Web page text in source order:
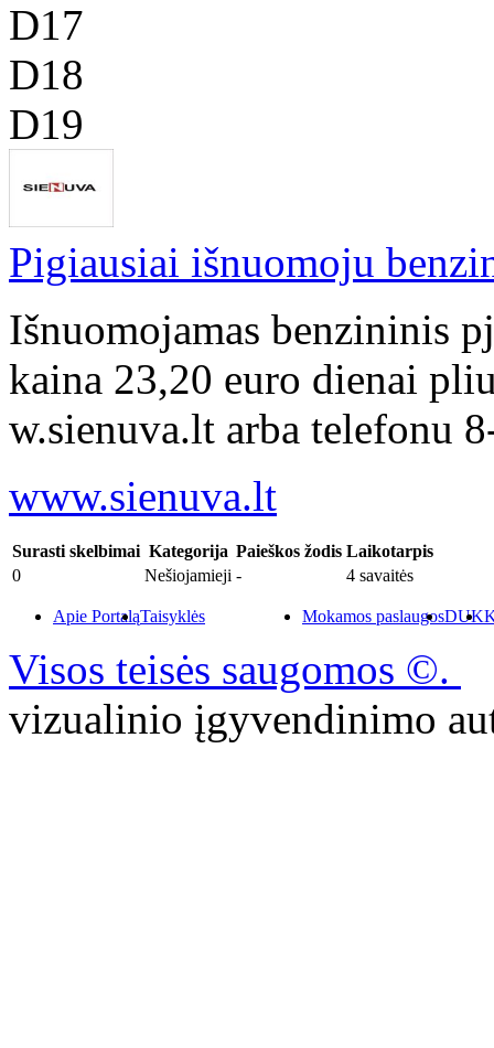
D17
D18
D19
Pigiausiai išnuomoju
Išnuomojamas benzininis
kaina 23,20 euro dienai
w.sienuva.lt arba telefonu
www.sienuva.lt
Surasti skelbimai Kategorija Paieškos žodis Laikotarpis
0
Nešiojamieji - 4 savaitės
Apie PortaląTaisyklės Mokamos paslaugosDUK
Visos teisės saugomos ©.
vizualinio įgyvendinimo